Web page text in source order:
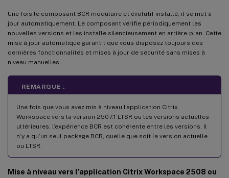
Une fois le composant BCR modulaire et évolutif installé, il se met à
jour automatiquement. Le composant vérifie périodiquement les
nouvelles versions et les installe silencieusement en arrière-plan. Cette
mise à jour automatique garantit que vous disposez toujours des
dernières fonctionnalités et mises à jour de sécurité sans mises à
niveau manuelles.
REMARQUE :
Une fois que vous avez mis à niveau l’application Citrix
Workspace vers la version 2507.1 LTSR ou les versions actuelles
ultérieures, l’expérience BCR est cohérente entre les versions. Il
n’y a qu’un seul package BCR, quelle que soit la version actuelle
ou LTSR.
Mise à niveau vers l’application Citrix Workspace 2508 ou